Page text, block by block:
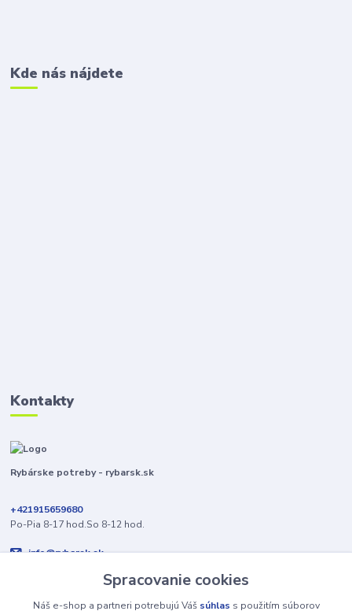
Kde nás nájdete
Kontakty
Rybárske potreby - rybarsk.sk
+421915659680
Po-Pia 8-17 hod.So 8-12 hod.
info@rybarsk.sk
Spracovanie cookies
Náš e-shop a partneri potrebujú Váš súhlas s použitím súborov